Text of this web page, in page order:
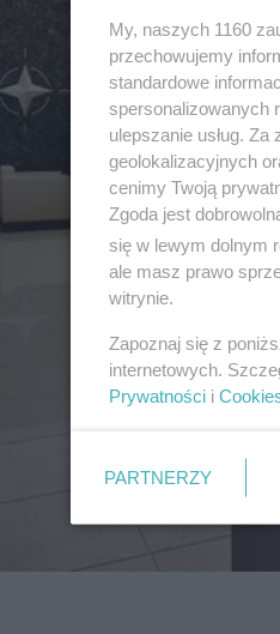
My, naszych 1160
przechowujemy
standardowe
spersonalizowanych
ulepszanie usług.
geolokalizacyjnych
cenimy Twoją
Zgoda jest
się w lewym dolnym
ale masz prawo
witrynie.
Zapoznaj się z
internetowych.
Prywatności i
PARTNERZY